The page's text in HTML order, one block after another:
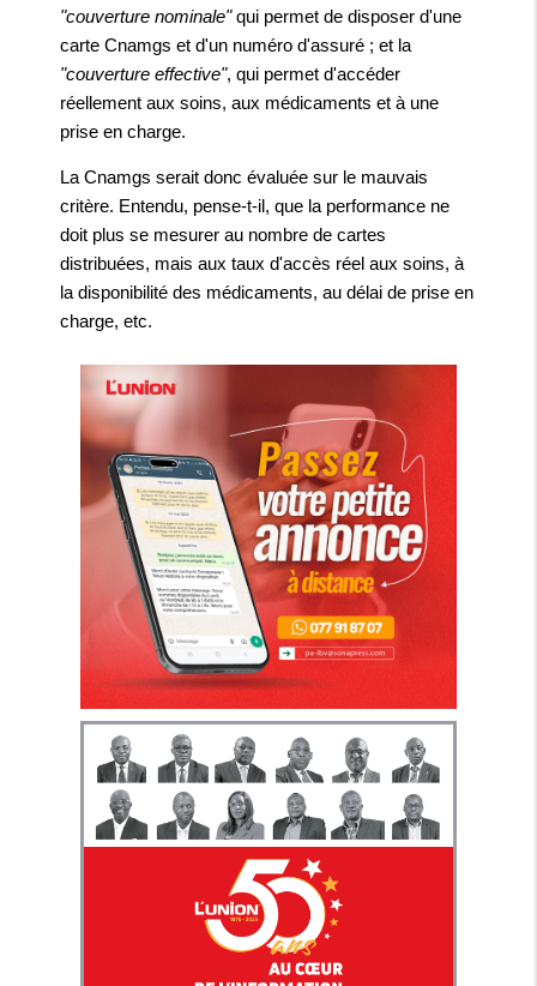
"couverture nominale"qui permet de disposer d'une
carte Cnamgs et d'un numéro d'assuré ; et la
"couverture effective", qui permet d'accéder
réellement aux soins, aux médicaments et à une
prise en charge.
La Cnamgs serait donc évaluée sur le mauvais
critère. Entendu, pense-t-il, que la performance ne
doit plus se mesurer au nombre de cartes
distribuées, mais aux taux d'accès réel aux soins, à
la disponibilité des médicaments, au délai de prise en
charge, etc.